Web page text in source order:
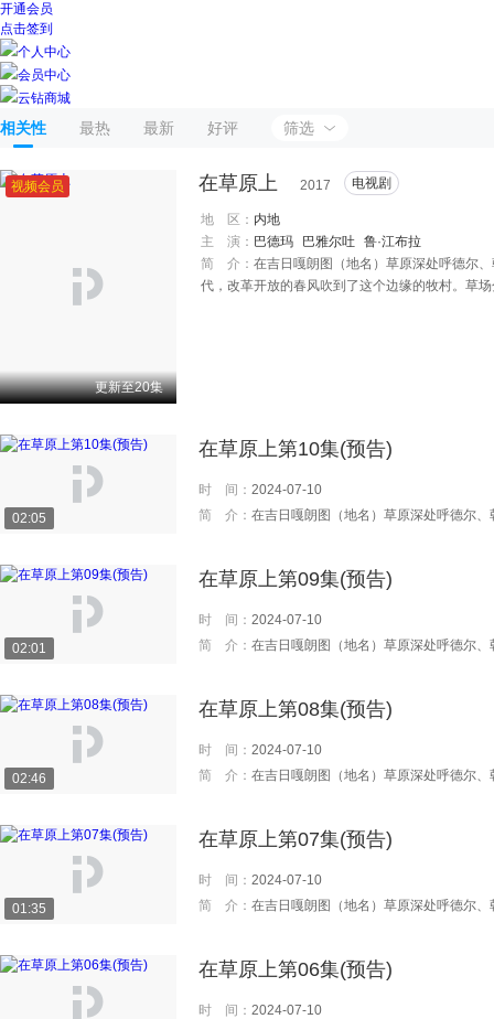
开通会员
点击签到
个人中心
会员中心
云钻商城
相关性 最热 最新 好评 筛选
视频会员
更新至20集
在草原上 2017 电视剧
地 区： 内地
主 演： 巴德玛 巴雅尔吐 鲁·江布拉
简 介： 在吉日嘎朗图（地名）草原深处呼德尔
代，改革开放的春风吹到了这个边缘的牧村。草
02:05
在草原上第10集(预告)
时 间： 2024-07-10
简 介： 在吉日嘎朗图（地名）草原深处呼德尔、朝鲁、丹巴、都仁四户牧民逐水草而牧，过着传统的游牧生活。 八十年代，改革开放的春风吹到了这个边缘的牧村。草场分给了牧民，畜群也承包给个人。于是，呼德尔、朝鲁、丹巴、都仁四家普普通通的牧民家庭开始发生新的变化，人物命运也随之改变，一场历史性变革让草原发生着巨变… 改革开
02:01
在草原上第09集(预告)
时 间： 2024-07-10
简 介： 在吉日嘎朗图（地名）草原深处呼德尔、朝鲁、丹巴、都仁四户牧民逐水草而牧，过着传统的游牧生活。 八十年代，改革开放的春风吹到了这个边缘的牧村。草场分给了牧民，畜群也承包给个人。于是，呼德尔、朝鲁、丹巴、都仁四家普普通通的牧民家庭开始发生新的变化，人物命运也随之改变，一场历史性变革让草原发生着巨变… 改革开
02:46
在草原上第08集(预告)
时 间： 2024-07-10
简 介： 在吉日嘎朗图（地名）草原深处呼德尔、朝鲁、丹巴、都仁四户牧民逐水草而牧，过着传统的游牧生活。 八十年代，改革开放的春风吹到了这个边缘的牧村。草场分给了牧民，畜群也承包给个人。于是，呼德尔、朝鲁、丹巴、都仁四家普普通通的牧民家庭开始发生新的变化，人物命运也随之改变，一场历史性变革让草原发生着巨变… 改革开
01:35
在草原上第07集(预告)
时 间： 2024-07-10
简 介： 在吉日嘎朗图（地名）草原深处呼德尔、朝鲁、丹巴、都仁四户牧民逐水草而牧，过着传统的游牧生活。 八十年代，改革开放的春风吹到了这个边缘的牧村。草场分给了牧民，畜群也承包给个人。于是，呼德尔、朝鲁、丹巴、都仁四家普普通通的牧民家庭开始发生新的变化，人物命运也随之改变，一场历史性变革让草原发生着巨变… 改革开
在草原上第06集(预告)
时 间： 2024-07-10